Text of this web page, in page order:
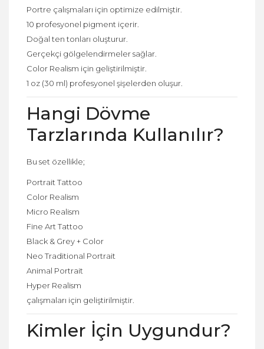
Portre çalışmaları için optimize edilmiştir.
10 profesyonel pigment içerir.
Doğal ten tonları oluşturur.
Gerçekçi gölgelendirmeler sağlar.
Color Realism için geliştirilmiştir.
1 oz (30 ml) profesyonel şişelerden oluşur.
Hangi Dövme
Tarzlarında Kullanılır?
Bu set özellikle;
Portrait Tattoo
Color Realism
Micro Realism
Fine Art Tattoo
Black & Grey + Color
Neo Traditional Portrait
Animal Portrait
Hyper Realism
çalışmaları için geliştirilmiştir.
Kimler İçin Uygundur?